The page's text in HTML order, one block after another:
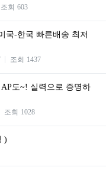
조회 603
국-한국 빠른배송 최저
조회 1437
도~! 실력으로 증명하
조회 1028
)